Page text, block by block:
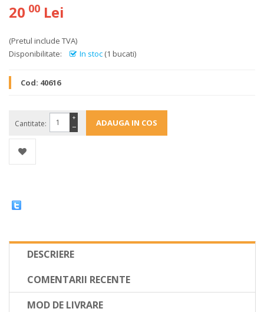
20 00 Lei
(Pretul include TVA)
Disponibilitate:
In stoc (1 bucati)
Cod: 40616
Cantitate: −
+
DESCRIERE
COMENTARII RECENTE
MOD DE LIVRARE